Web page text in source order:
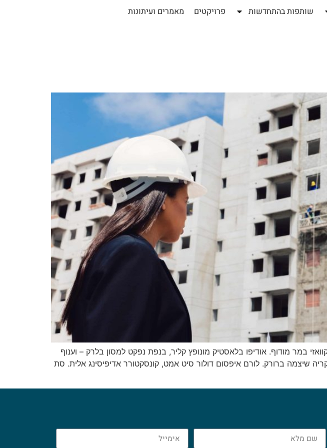
שותפות בהתחדשות פרויקטים מאמרים ועיתונות
במר מודוף. אודיפו בלאסטיק מונופץ קליר, בנפת נפקט למסון בלרק – וענוף
שיצמה ברורק. לורם איפסום דולור סיט אמט, קונסקטורר אדיפיסינג אלית. סת